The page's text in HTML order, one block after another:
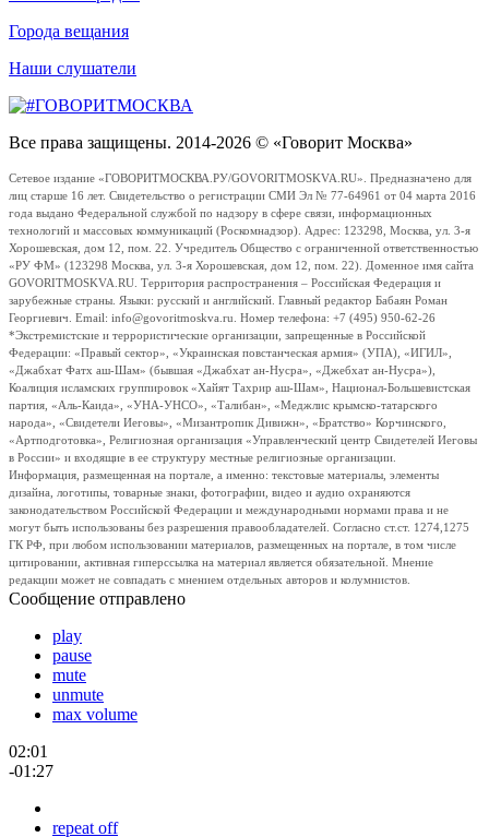
Города вещания
Наши слушатели
Все права защищены. 2014-2026 © «Говорит Москва»
Сетевое издание «ГОВОРИТМОСКВА.РУ/GOVORITMOSKVA.RU». Предназначено для
лиц старше 16 лет. Свидетельство о регистрации СМИ Эл № 77-64961 от 04 марта 2016
года выдано Федеральной службой по надзору в сфере связи, информационных
технологий и массовых коммуникаций (Роскомнадзор). Адрес: 123298, Москва, ул. 3-я
Хорошевская, дом 12, пом. 22. Учредитель Общество с ограниченной ответственностью
«РУ ФМ» (123298 Москва, ул. 3-я Хорошевская, дом 12, пом. 22). Доменное имя сайта
GOVORITMOSKVA.RU. Территория распространения – Российская Федерация и
зарубежные страны. Языки: русский и английский. Главный редактор Бабаян Роман
Георгиевич. Email: info@govoritmoskva.ru. Номер телефона: +7 (495) 950-62-26
*Экстремистские и террористические организации, запрещенные в Российской
Федерации: «Правый сектор», «Украинская повстанческая армия» (УПА), «ИГИЛ»,
«Джабхат Фатх аш-Шам» (бывшая «Джабхат ан-Нусра», «Джебхат ан-Нусра»),
Коалиция исламских группировок «Хайят Тахрир аш-Шам», Национал-Большевистская
партия, «Аль-Каида», «УНА-УНСО», «Талибан», «Меджлис крымско-татарского
народа», «Свидетели Иеговы», «Мизантропик Дивижн», «Братство» Корчинского,
«Артподготовка», Религиозная организация «Управленческий центр Свидетелей Иеговы
в России» и входящие в ее структуру местные религиозные организации.
Информация, размещенная на портале, а именно: текстовые материалы, элементы
дизайна, логотипы, товарные знаки, фотографии, видео и аудио охраняются
законодательством Российской Федерации и международными нормами права и не
могут быть использованы без разрешения правообладателей. Согласно ст.ст. 1274,1275
ГК РФ, при любом использовании материалов, размещенных на портале, в том числе
цитировании, активная гиперссылка на материал является обязательной. Мнение
редакции может не совпадать с мнением отдельных авторов и колумнистов.
Сообщение отправлено
play
pause
mute
unmute
max volume
02:01
-01:27
repeat off